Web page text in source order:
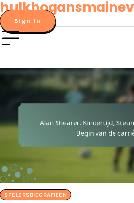
Skip
to
content
Sign In
SPELERSBIOGRAFIEËN